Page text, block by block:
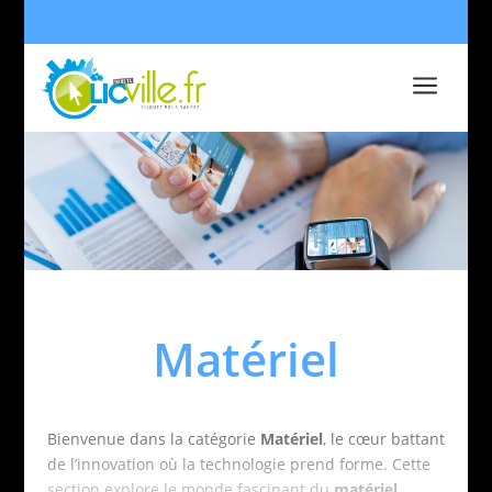
a
Matériel
Bienvenue dans la catégorie Matériel, le cœur battant
de l’innovation où la technologie prend forme. Cette